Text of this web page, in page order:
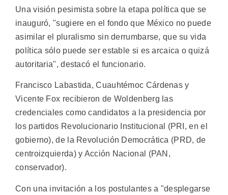
Una visión pesimista sobre la etapa política que se
inauguró, "sugiere en el fondo que México no puede
asimilar el pluralismo sin derrumbarse, que su vida
política sólo puede ser estable si es arcaica o quizá
autoritaria", destacó el funcionario.
Francisco Labastida, Cuauhtémoc Cárdenas y
Vicente Fox recibieron de Woldenberg las
credenciales como candidatos a la presidencia por
los partidos Revolucionario Institucional (PRI, en el
gobierno), de la Revolución Democrática (PRD, de
centroizquierda) y Acción Nacional (PAN,
conservador).
Con una invitación a los postulantes a "desplegarse